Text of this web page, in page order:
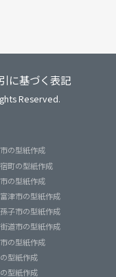
に基づく表記
Reserved.
の型紙作成
町の型紙作成
の型紙作成
富津市の型紙作成
子市の型紙作成
道市の型紙作成
の型紙作成
型紙作成
型紙作成